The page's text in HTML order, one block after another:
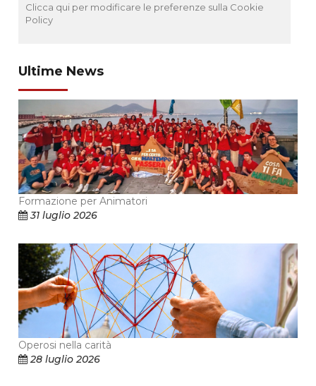
Clicca qui per modificare le preferenze sulla Cookie
Policy
Ultime News
Formazione per Animatori
31 luglio 2026
Operosi nella carità
28 luglio 2026